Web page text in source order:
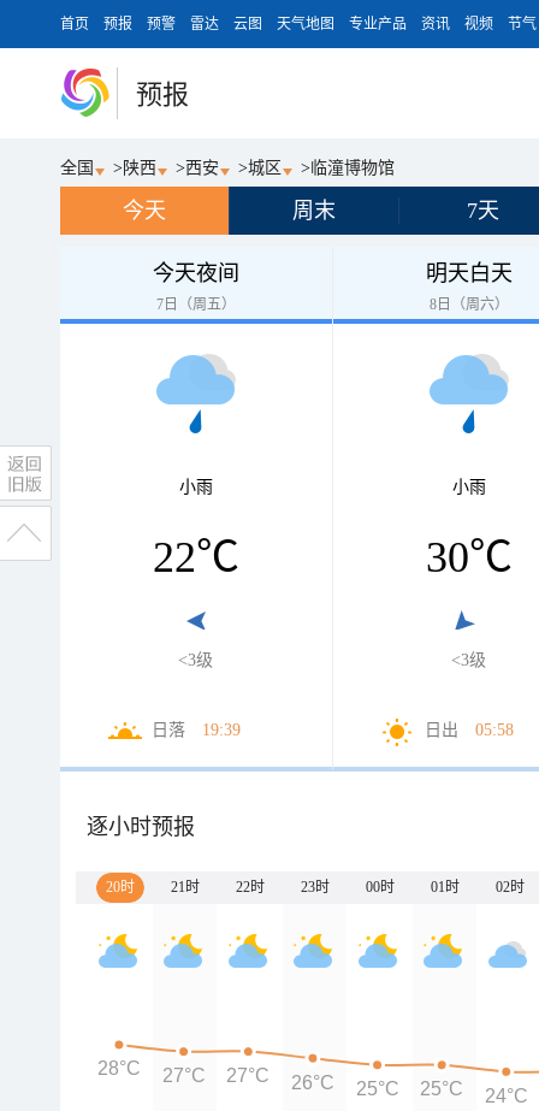
首页 预报 预警 雷达 云图 天气地图 专业产品 资讯 视频 节气
预报
全国 > 陕西 >西安 >城区 > 临潼博物馆
今天 周末 7天
今天夜间
7日（周五）
小雨
22℃
<3级
日落 19:39
明天白天
8日（周六）
小雨
30℃
<3级
日出 05:58
逐小时预报
20时 21时 22时 23时 00时 01时 02时
28°C 27°C 27°C 26°C 25°C 25°C 24°C